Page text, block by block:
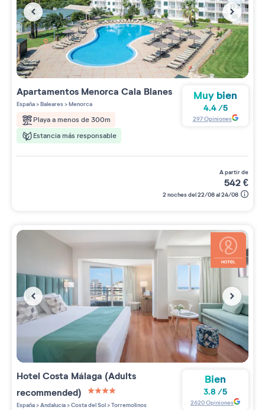
Apartamentos Menorca Cala Blanes
España>Baleares>Menorca
Playa a menos de 300m
Estancia más responsable
Muy bien
4.4/5
297Opiniones
a partir de
542€
2 noches del 22/08 al 24/08
Hotel Costa Málaga (Adults
recommended)
4 étoiles sur 5
España>Andalucía>Costa del Sol>Torremolinos
Bien
3.8 /5
2620Opiniones